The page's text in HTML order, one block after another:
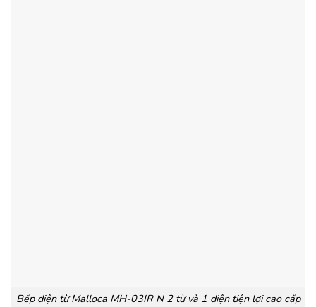
Bếp điện từ Malloca MH-03IR N 2 từ và 1 điện tiện lợi cao cấp